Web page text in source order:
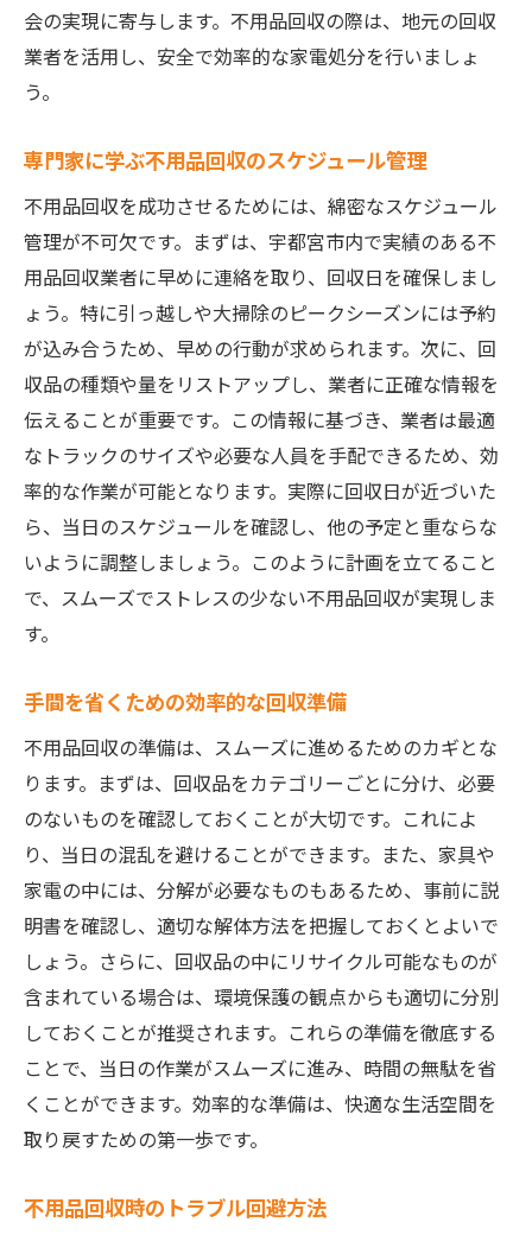
会の実現に寄与します。不用品回収の際は、地元の回収
業者を活用し、安全で効率的な家電処分を行いましょ
う。
専門家に学ぶ不用品回収のスケジュール管理
不用品回収を成功させるためには、綿密なスケジュール
管理が不可欠です。まずは、宇都宮市内で実績のある不
用品回収業者に早めに連絡を取り、回収日を確保しまし
ょう。特に引っ越しや大掃除のピークシーズンには予約
が込み合うため、早めの行動が求められます。次に、回
収品の種類や量をリストアップし、業者に正確な情報を
伝えることが重要です。この情報に基づき、業者は最適
なトラックのサイズや必要な人員を手配できるため、効
率的な作業が可能となります。実際に回収日が近づいた
ら、当日のスケジュールを確認し、他の予定と重ならな
いように調整しましょう。このように計画を立てること
で、スムーズでストレスの少ない不用品回収が実現しま
す。
手間を省くための効率的な回収準備
不用品回収の準備は、スムーズに進めるためのカギとな
ります。まずは、回収品をカテゴリーごとに分け、必要
のないものを確認しておくことが大切です。これによ
り、当日の混乱を避けることができます。また、家具や
家電の中には、分解が必要なものもあるため、事前に説
明書を確認し、適切な解体方法を把握しておくとよいで
しょう。さらに、回収品の中にリサイクル可能なものが
含まれている場合は、環境保護の観点からも適切に分別
しておくことが推奨されます。これらの準備を徹底する
ことで、当日の作業がスムーズに進み、時間の無駄を省
くことができます。効率的な準備は、快適な生活空間を
取り戻すための第一歩です。
不用品回収時のトラブル回避方法